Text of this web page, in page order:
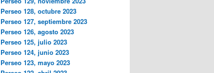
Perseo 128, octubre 2023
Perseo 127, septiembre 2023
Perseo 126, agosto 2023
Perseo 125, julio 2023
Perseo 124, junio 2023
Perseo 123, mayo 2023